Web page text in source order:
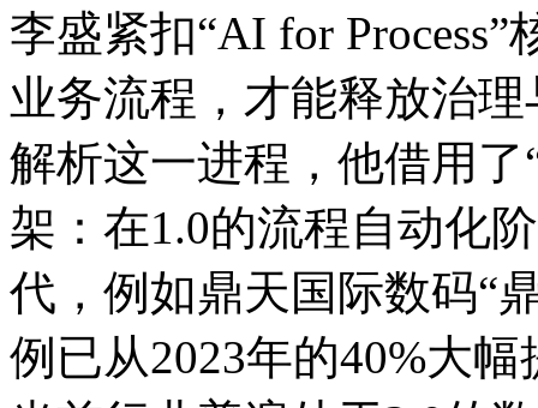
李盛紧扣“AI for Process”
业务流程，才能释放
解析这一进程，他借用
架：在1.0的流程自动化
代，例如鼎天国际数
例已从2023年的40%大